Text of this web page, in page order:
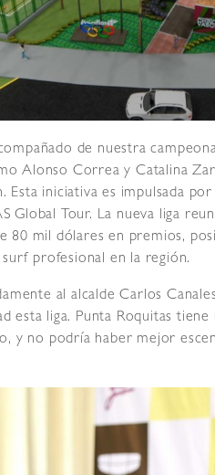
de nuestra
Alonso Correa y Catalina
Esta iniciativa es impulsada
Global Tour. La nueva liga
80 mil dólares en premios,
profesional en la región.
al alcalde Carlos
esta liga. Punta Roquitas tiene
y no podría haber mejor